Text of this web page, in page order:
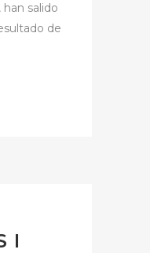
salido
de
I